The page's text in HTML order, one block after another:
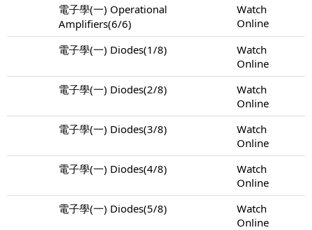
電子學(一) Operational
Amplifiers(6/6)
Watch
Online
電子學(一) Diodes(1/8)
Watch
Online
電子學(一) Diodes(2/8)
Watch
Online
電子學(一) Diodes(3/8)
Watch
Online
電子學(一) Diodes(4/8)
Watch
Online
電子學(一) Diodes(5/8)
Watch
Online